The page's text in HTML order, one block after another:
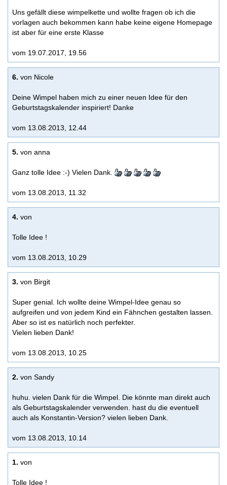
Uns gefällt diese wimpelkette und wollte fragen ob ich die
vorlagen auch bekommen kann habe keine eigene Homepage
ist aber für eine erste Klasse
vom 19.07.2017, 19.56
6. von Nicole
Deine Wimpel haben mich zu einer neuen Idee für den
Geburtstagskalender inspiriert! Danke
vom 13.08.2013, 12.44
5. von anna
Ganz tolle Idee :-) Vielen Dank.
vom 13.08.2013, 11.32
4. von
Tolle Idee !
vom 13.08.2013, 10.29
3. von Birgit
Super genial. Ich wollte deine Wimpel-Idee genau so
aufgreifen und von jedem Kind ein Fähnchen gestalten lassen.
Aber so ist es natürlich noch perfekter.
Vielen lieben Dank!
vom 13.08.2013, 10.25
2. von Sandy
huhu. vielen Dank für die Wimpel. Die könnte man direkt auch
als Geburtstagskalender verwenden. hast du die eventuell
auch als Konstantin-Version? vielen lieben Dank.
vom 13.08.2013, 10.14
1. von
Tolle Idee !